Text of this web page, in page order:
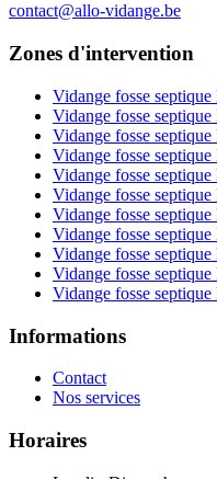
contact@allo-vidange.be
Zones d'intervention
Vidange fosse
Vidange fosse
Vidange fosse
Vidange fosse
Vidange fosse
Vidange fosse
Vidange fosse
Vidange fosse
Vidange fosse
Vidange fosse
Vidange fosse
Informations
Contact
Nos services
Horaires